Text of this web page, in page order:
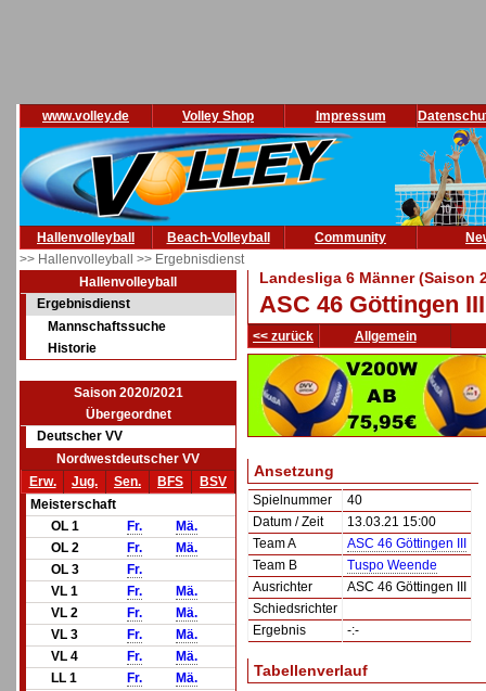
www.volley.de Volley Shop Impressum
Hallenvolleyball Beach-Volleyball Community
>> Hallenvolleyball >> Ergebnisdienst
Hallenvolleyball
Ergebnisdienst
Mannschaftssuche
Historie
Saison 2020/2021
Übergeordnet
Deutscher VV
Nordwestdeutscher VV
Erw.
Jug. Sen. BFS
BSV
Meisterschaft
OL 1
Fr.
Mä.
OL 2
Fr.
Mä.
OL 3
Fr.
VL 1
Fr.
Mä.
VL 2
Fr.
Mä.
VL 3
Fr.
Mä.
VL 4
Fr.
Mä.
LL 1
Fr.
Mä.
Landesliga 6 Männer (Saison
ASC 46 Göttingen
<< zurück Allgemein
Ansetzung
Spielnummer
40
Datum / Zeit
13.03.21 15:00
Team A
ASC 46 Göttingen III
Team B
Tuspo Weende
Ausrichter
ASC 46 Göttingen III
Schiedsrichter
Ergebnis
-:-
Tabellenverlauf